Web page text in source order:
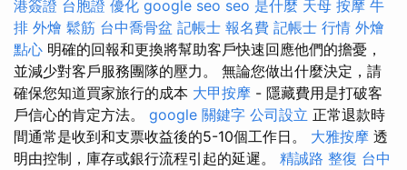
港簽證 台胞證 優化 google seo seo 是什麼 天母 按摩 牛
排 外燴 鬆筋 台中喬骨盆 記帳士 報名費 記帳士 行情 外燴
點心 明確的回報和更換將幫助客戶快速回應他們的擔憂，
並減少對客戶服務團隊的壓力。 無論您做出什麼決定，請
確保您知道買家旅行的成本 大甲按摩 - 隱藏費用是打破客
戶信心的肯定方法。 google 關鍵字 公司設立 正常退款時
間通常是收到和支票收益後的5-10個工作日。 大雅按摩 透
明由控制，庫存或銀行流程引起的延遲。 精誠路 整復 台中